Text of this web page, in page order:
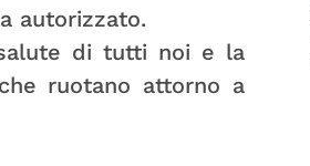
autorizzato.
di tutti noi e la
ruotano attorno a